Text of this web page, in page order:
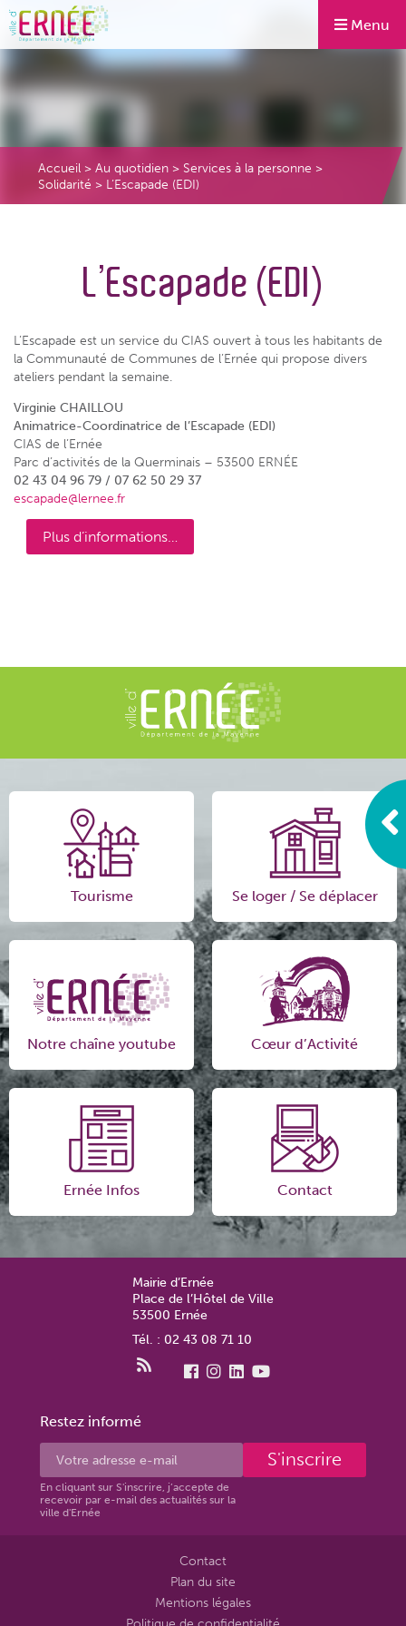
Menu
Accueil > Au quotidien > Services à la personne >
Solidarité > L’Escapade (EDI)
L’Escapade (EDI)
L’Escapade est un service du CIAS ouvert à tous les habitants de
la Communauté de Communes de l’Ernée qui propose divers
ateliers pendant la semaine.
Virginie CHAILLOU
Animatrice-Coordinatrice de l’Escapade (EDI)
CIAS de l’Ernée
Parc d’activités de la Querminais – 53500 ERNÉE
02 43 04 96 79 / 07 62 50 29 37
escapade@lernee.fr
Plus d’informations…
Tourisme Se loger / Se déplacer
Notre chaîne youtube Cœur d’Activité
Ernée Infos Contact
Mairie d’Ernée
Place de l’Hôtel de Ville
53500 Ernée
Tél. : 02 43 08 71 10
Restez informé
En cliquant sur S'inscrire, j’accepte de
recevoir par e-mail des actualités sur la
ville d'Ernée
S'inscrire
Contact
Plan du site
Mentions légales